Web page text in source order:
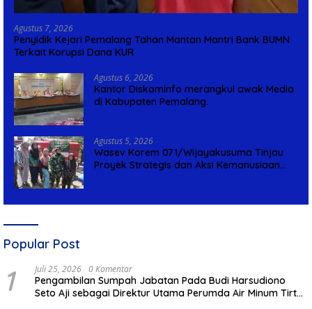
Agustus 7, 2026
Penyidik Kejari Pemalang Tahan Mantan Mantri Bank BUMN
Terkait Korupsi Dana KUR
Agustus 6, 2026
Kantor Diskominfo merangkul awak Media
di Kabupaten Pemalang.
Agustus 5, 2026
Wasev Korem 071/Wijayakusuma Tinjau
Proyek Strategis dan Aksi Kemanusiaan
Popular Post
1 Juli 25, 2026 0 Komentar
Pengambilan Sumpah Jabatan Pada Budi Harsudiono
Seto Aji sebagai Direktur Utama Perumda Air Minum Tirta